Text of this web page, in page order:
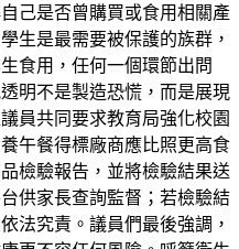
己是否曾購買或食用相關產
生是最需要被保護的族群，
食用，任何一個環節出問
明不是製造恐慌，而是展現
員共同要求教育局強化校園
午餐得標廠商應比照更高食
檢驗報告，並將檢驗結果送
供家長查詢監督；若檢驗結
法究責。議員們最後強調，